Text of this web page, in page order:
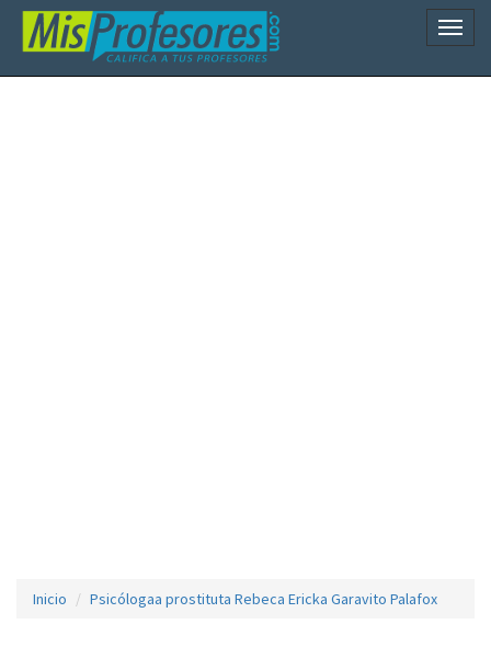
Inicio Psicólogaa prostituta Rebeca Ericka Garavito Palafox